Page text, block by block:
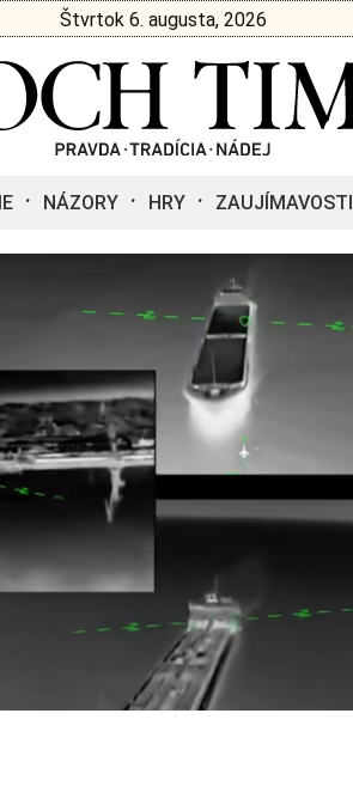
Štvrtok 6. augusta, 2026
NÁZORY HRY ZAUJÍMAVOSTI